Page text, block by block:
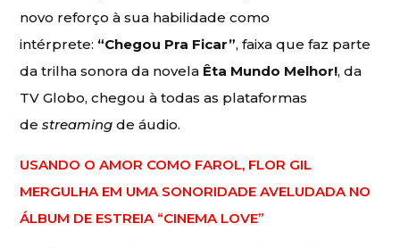
novo reforço à sua habilidade como
intérprete: “Chegou Pra Ficar”, faixa que faz parte
da trilha sonora da novela Êta Mundo Melhor!, da
TV Globo, chegou à todas as plataformas
destreaming de áudio.
USANDO O AMOR COMO FAROL, FLOR GIL
MERGULHA EM UMA SONORIDADE AVELUDADA NO
ÁLBUM DE ESTREIA “CINEMA LOVE”